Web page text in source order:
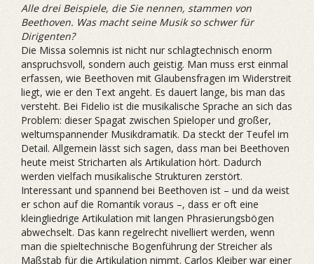
Alle drei Beispiele, die Sie nennen, stammen von
Beethoven. Was macht seine Musik so schwer für
Dirigenten?
Die Missa solemnis ist nicht nur schlagtechnisch enorm
anspruchsvoll, sondern auch geistig. Man muss erst einmal
erfassen, wie Beethoven mit Glaubensfragen im Widerstreit
liegt, wie er den Text angeht. Es dauert lange, bis man das
versteht. Bei Fidelio ist die musikalische Sprache an sich das
Problem: dieser Spagat zwischen Spieloper und großer,
weltumspannender Musikdramatik. Da steckt der Teufel im
Detail. Allgemein lässt sich sagen, dass man bei Beethoven
heute meist Stricharten als Artikulation hört. Dadurch
werden vielfach musikalische Strukturen zerstört.
Interessant und spannend bei Beethoven ist – und da weist
er schon auf die Romantik voraus –, dass er oft eine
kleingliedrige Artikulation mit langen Phrasierungsbögen
abwechselt. Das kann regelrecht nivelliert werden, wenn
man die spieltechnische Bogenführung der Streicher als
Maßstab für die Artikulation nimmt. Carlos Kleiber war einer